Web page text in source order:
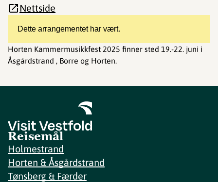
Dette arrangementet har vært.
Horten Kammermusikkfest 2025 finner sted 19.-22. juni i
Åsgårdstrand , Borre og Horten.
Nettside
Reisemål
Holmestrand
Horten & Åsgårdstrand
Tønsberg & Færder